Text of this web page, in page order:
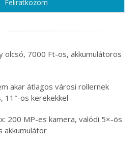
olcsó, 7000 Ft-os, akkumulátoros
akar átlagos városi rollernek
11″-os kerekekkel
200 MP-es kamera, valódi 5×-ös
akkumulátor